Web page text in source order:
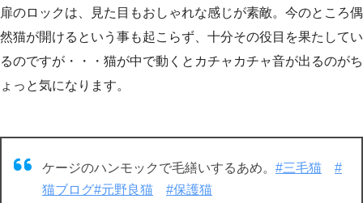
扉のロックは、見た目もおしゃれな感じが素敵。今のところ偶
然猫が開けるという事も起こらず、十分その役目を果たしてい
るのですが・・・猫が中で動くとカチャカチャ音が出るのがち
ょっと気になります。
ケージのハンモックで毛繕いするあめ。 #三毛猫
#
猫ブログ#元野良猫
#保護猫